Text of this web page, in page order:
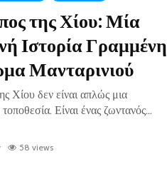
της Χίου: Μία
Ιστορία Γραμμένη
Μανταρινιού
Χίου δεν είναι απλώς μια
Είναι ένας ζωντανός...
58 views